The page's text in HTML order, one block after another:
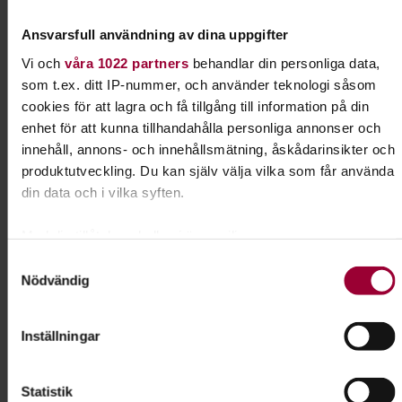
Ansvarsfull användning av dina uppgifter
Vi och våra 1022 partnersbehandlar din personliga data,
som t.ex. ditt IP-nummer, och använder teknologi såsom
cookies för att lagra och få tillgång till information på din
enhet för att kunna tillhandahålla personliga annonser och
innehåll, annons- och innehållsmätning, åskådarinsikter och
produktutveckling. Du kan själv välja vilka som får använda
din data och i vilka syften.
kan ha en noggrannhet på upp till flera meter
Ta reda på mer om hur dina personliga uppgifter behandlas
ändra eller dra tillbaka ditt samtycke när som helst från
Nödvändig
Inställningar
Statistik
Djur & Miljö
Skicka e-post
Dela: Facebook LinkedIn E-mail
hinderbanor. Agility betyder snabbhet och det är
om här.